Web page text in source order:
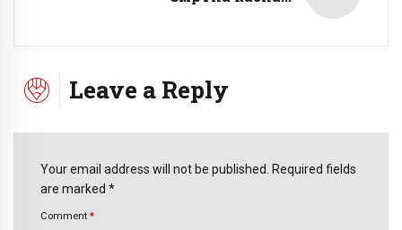
Leave a Reply
Your email address will not be published. Required fields
are marked *
Comment *